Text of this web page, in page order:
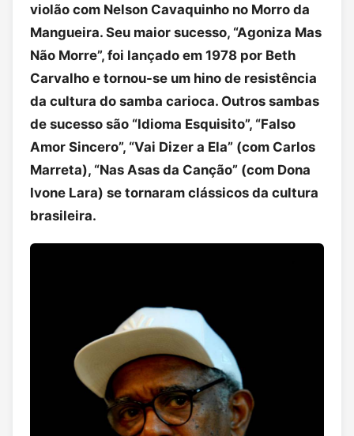
violão com Nelson Cavaquinho no Morro da
Mangueira. Seu maior sucesso, “Agoniza Mas
Não Morre”, foi lançado em 1978 por Beth
Carvalho e tornou-se um hino de resistência
da cultura do samba carioca. Outros sambas
de sucesso são “Idioma Esquisito”, “Falso
Amor Sincero”, “Vai Dizer a Ela” (com Carlos
Marreta), “Nas Asas da Canção” (com Dona
Ivone Lara) se tornaram clássicos da cultura
brasileira.